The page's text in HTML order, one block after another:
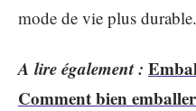
mode de vie plus durable.
A lire également :
Comment bien